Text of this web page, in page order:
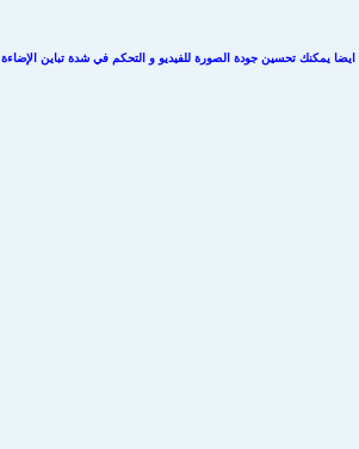
يمكنك تحسين جودة الصورة للفيديو و التحكم في شدة تباين الإضاءة